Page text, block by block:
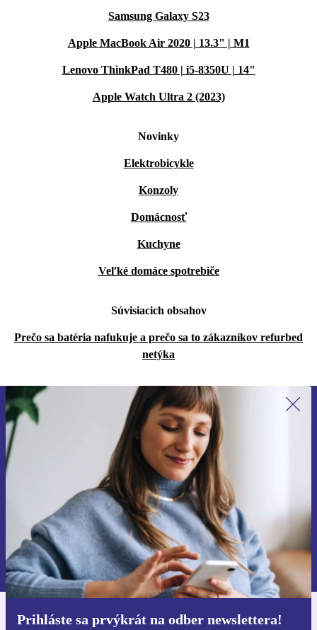
Samsung Galaxy S23
Apple MacBook Air 2020 | 13.3" | M1
Lenovo ThinkPad T480 | i5-8350U | 14"
Apple Watch Ultra 2 (2023)
Novinky
Elektrobicykle
Konzoly
Domácnosť
Kuchyne
Veľké domáce spotrebiče
Súvisiacich obsahov
Prečo sa batéria nafukuje a prečo sa to zákazníkov refurbed
netýka
Prihláste sa prvýkrát na odber newslettera!
Prihláste sa prvýkrát na newsletter!
Už nikdy nezmeškajte ponuku.
Zaregistrovať sa
Informácie o používaní osobných údajov nájdete v našich
Zásadách ochrany osobných údajov.
Získajte aplikáciu refurbed